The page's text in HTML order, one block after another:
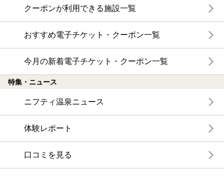
クーポンが利用できる施設一覧
おすすめ電子チケット・クーポン一覧
今月の新着電子チケット・クーポン一覧
特集・ニュース
ニフティ温泉ニュース
体験レポート
口コミを見る